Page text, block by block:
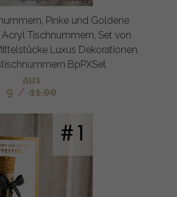
Pinke und Goldene
Tischnummern, Set von
Luxus Dekorationen,
BpPXSet
aus
9 / 11.00